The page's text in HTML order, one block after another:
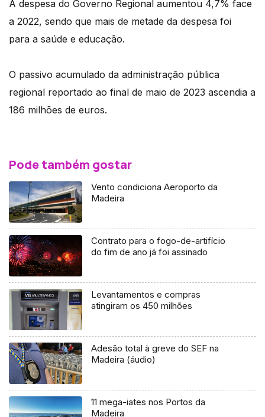
A despesa do Governo Regional aumentou 4,7% face
a 2022, sendo que mais de metade da despesa foi
para a saúde e educação.
O passivo acumulado da administração pública
regional reportado ao final de maio de 2023 ascendia a
186 milhões de euros.
Pode também gostar
Vento condiciona Aeroporto da
Madeira
Contrato para o fogo-de-artifício
do fim de ano já foi assinado
Levantamentos e compras
atingiram os 450 milhões
Adesão total à greve do SEF na
Madeira (áudio)
11 mega-iates nos Portos da
Madeira